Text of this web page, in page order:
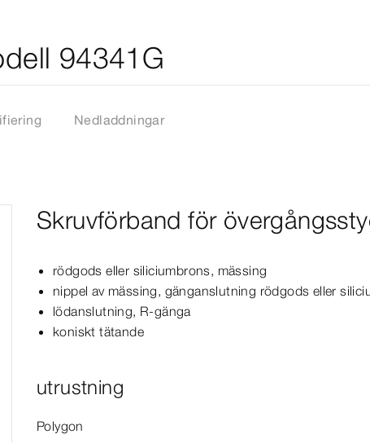
94341G
Nedladdningar
Skruvförband för
rödgods eller siliciumbrons, mässing
nippel av mässing, gänganslutning rödgods eller
lödanslutning, R-​gänga
koniskt tätande
utrustning
Polygon